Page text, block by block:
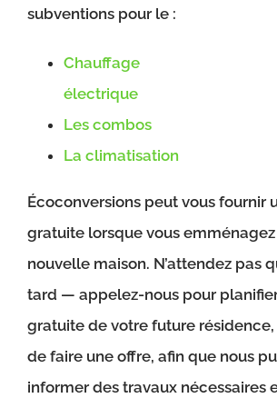
subventions pour le :
Chauffage
électrique
Les combos
La climatisation
Écoconversions peut vous fournir
gratuite lorsque vous
nouvelle maison. N’attendez pas
tard — appelez-nous pour
gratuite de votre future
de faire une offre, afin que nous
informer des travaux nécessaires